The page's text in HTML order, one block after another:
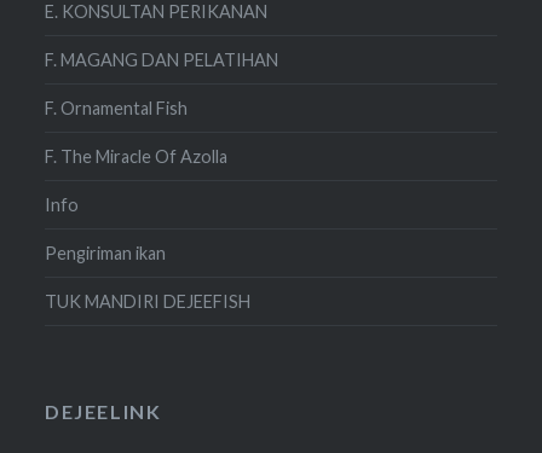
E. KONSULTAN PERIKANAN
F. MAGANG DAN PELATIHAN
F. Ornamental Fish
F. The Miracle Of Azolla
Info
Pengiriman ikan
TUK MANDIRI DEJEEFISH
DEJEELINK